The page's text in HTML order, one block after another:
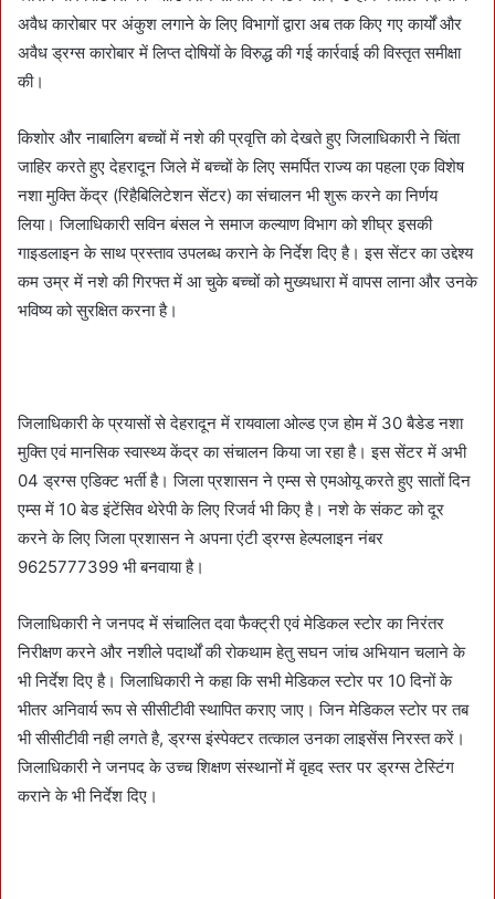
अवैध कारोबार पर अंकुश लगाने के लिए विभागों द्वारा अब तक किए गए कार्यों और
अवैध ड्रग्स कारोबार में लिप्त दोषियों के विरुद्ध की गई कार्रवाई की विस्तृत समीक्षा
की।
किशोर और नाबालिग बच्चों में नशे की प्रवृत्ति को देखते हुए जिलाधिकारी ने चिंता
जाहिर करते हुए देहरादून जिले में बच्चों के लिए समर्पित राज्य का पहला एक विशेष
नशा मुक्ति केंद्र (रिहैबिलिटेशन सेंटर) का संचालन भी शुरू करने का निर्णय
लिया। जिलाधिकारी सविन बंसल ने समाज कल्याण विभाग को शीघ्र इसकी
गाइडलाइन के साथ प्रस्ताव उपलब्ध कराने के निर्देश दिए है। इस सेंटर का उद्देश्य
कम उम्र में नशे की गिरफ्त में आ चुके बच्चों को मुख्यधारा में वापस लाना और उनके
भविष्य को सुरक्षित करना है।
जिलाधिकारी के प्रयासों से देहरादून में रायवाला ओल्ड एज होम में 30 बैडेड नशा
मुक्ति एवं मानसिक स्वास्थ्य केंद्र का संचालन किया जा रहा है। इस सेंटर में अभी
04 ड्रग्स एडिक्ट भर्ती है। जिला प्रशासन ने एम्स से एमओयू करते हुए सातों दिन
एम्स में 10 बेड इंटेंसिव थेरेपी के लिए रिजर्व भी किए है। नशे के संकट को दूर
करने के लिए जिला प्रशासन ने अपना एंटी ड्रग्स हेल्पलाइन नंबर
9625777399 भी बनवाया है।
जिलाधिकारी ने जनपद में संचालित दवा फैक्ट्री एवं मेडिकल स्टोर का निरंतर
निरीक्षण करने और नशीले पदार्थों की रोकथाम हेतु सघन जांच अभियान चलाने के
भी निर्देश दिए है। जिलाधिकारी ने कहा कि सभी मेडिकल स्टोर पर 10 दिनों के
भीतर अनिवार्य रूप से सीसीटीवी स्थापित कराए जाए। जिन मेडिकल स्टोर पर तब
भी सीसीटीवी नही लगते है, ड्रग्स इंस्पेक्टर तत्काल उनका लाइसेंस निरस्त करें।
जिलाधिकारी ने जनपद के उच्च शिक्षण संस्थानों में वृहद स्तर पर ड्रग्स टेस्टिंग
कराने के भी निर्देश दिए।